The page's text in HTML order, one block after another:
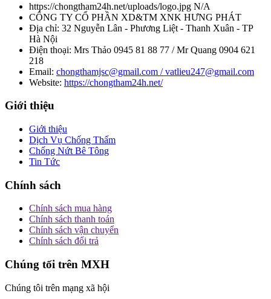
https://chongtham24h.net/uploads/logo.jpg N/A
CÔNG TY CỔ PHẦN XD&TM XNK HƯNG PHÁT
Địa chỉ: 32 Nguyễn Lân - Phương Liệt - Thanh Xuân - TP
Hà Nội
Điện thoại: Mrs Thảo 0945 81 88 77 / Mr Quang 0904 621
218
Email: chongthamjsc@gmail.com / vatlieu247@gmail.com
Website: https://chongtham24h.net/
Giới thiệu
Giới thiệu
Dịch Vụ Chống Thấm
Chống Nứt Bê Tông
Tin Tức
Chính sách
Chính sách mua hàng
Chính sách thanh toán
Chính sách vận chuyển
Chính sách đổi trả
Chúng tối trên MXH
Chúng tôi trên mạng xã hội